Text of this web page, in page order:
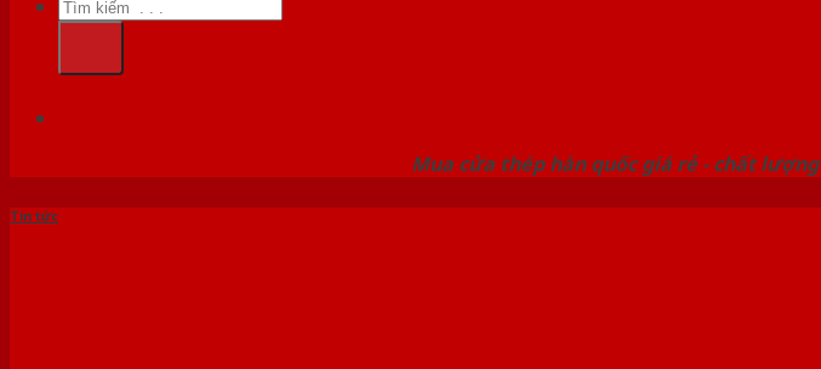
kiếm:
Mua cửa thép hàn quốc giá rẻ - chất
Tin tức